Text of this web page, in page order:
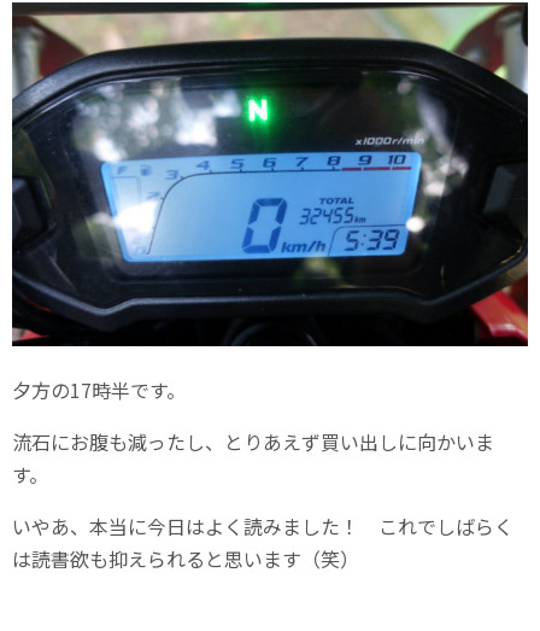
夕方の17時半です。
流石にお腹も減ったし、とりあえず買い出しに向かいま
す。
いやあ、本当に今日はよく読みました！ これでしばらく
は読書欲も抑えられると思います（笑）